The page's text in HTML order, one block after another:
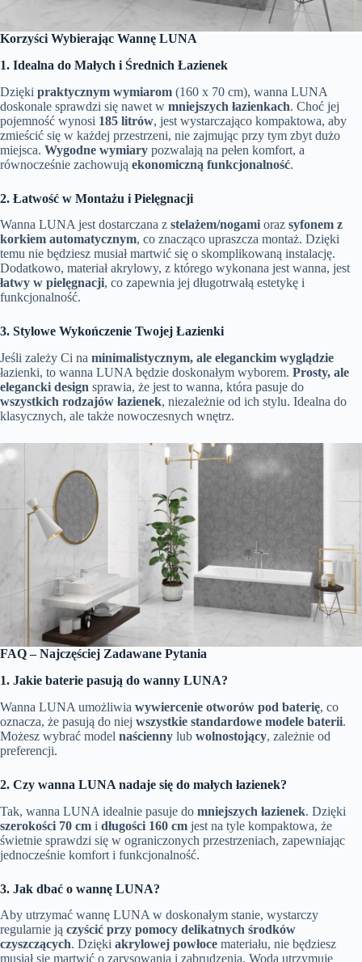
Korzyści Wybierając Wannę LUNA
1. Idealna do Małych i Średnich Łazienek
Dzięki praktycznym wymiarom (160 x 70 cm), wanna LUNA
doskonale sprawdzi się nawet w mniejszych łazienkach. Choć jej
pojemność wynosi 185 litrów, jest wystarczająco kompaktowa, aby
zmieścić się w każdej przestrzeni, nie zajmując przy tym zbyt dużo
miejsca. Wygodne wymiary pozwalają na pełen komfort, a
równocześnie zachowują ekonomiczną funkcjonalność.
2. Łatwość w Montażu i Pielęgnacji
Wanna LUNA jest dostarczana z stelażem/nogami oraz syfonem z
korkiem automatycznym, co znacząco upraszcza montaż. Dzięki
temu nie będziesz musiał martwić się o skomplikowaną instalację.
Dodatkowo, materiał akrylowy, z którego wykonana jest wanna, jest
łatwy w pielęgnacji, co zapewnia jej długotrwałą estetykę i
funkcjonalność.
3. Stylowe Wykończenie Twojej Łazienki
Jeśli zależy Ci na minimalistycznym, ale eleganckim wyglądzie
łazienki, to wanna LUNA będzie doskonałym wyborem. Prosty, ale
elegancki design sprawia, że jest to wanna, która pasuje do
wszystkich rodzajów łazienek, niezależnie od ich stylu. Idealna do
klasycznych, ale także nowoczesnych wnętrz.
FAQ – Najczęściej Zadawane Pytania
1. Jakie baterie pasują do wanny LUNA?
Wanna LUNA umożliwia wywiercenie otworów pod baterię, co
oznacza, że pasują do niej wszystkie standardowe modele baterii.
Możesz wybrać model naścienny lub wolnostojący, zależnie od
preferencji.
2. Czy wanna LUNA nadaje się do małych łazienek?
Tak, wanna LUNA idealnie pasuje do mniejszych łazienek. Dzięki
szerokości 70 cm i długości 160 cm jest na tyle kompaktowa, że
świetnie sprawdzi się w ograniczonych przestrzeniach, zapewniając
jednocześnie komfort i funkcjonalność.
3. Jak dbać o wannę LUNA?
Aby utrzymać wannę LUNA w doskonałym stanie, wystarczy
regularnie ją czyścić przy pomocy delikatnych środków
czyszczących. Dzięki akrylowej powłoce materiału, nie będziesz
musiał się martwić o zarysowania i zabrudzenia. Woda utrzymuje